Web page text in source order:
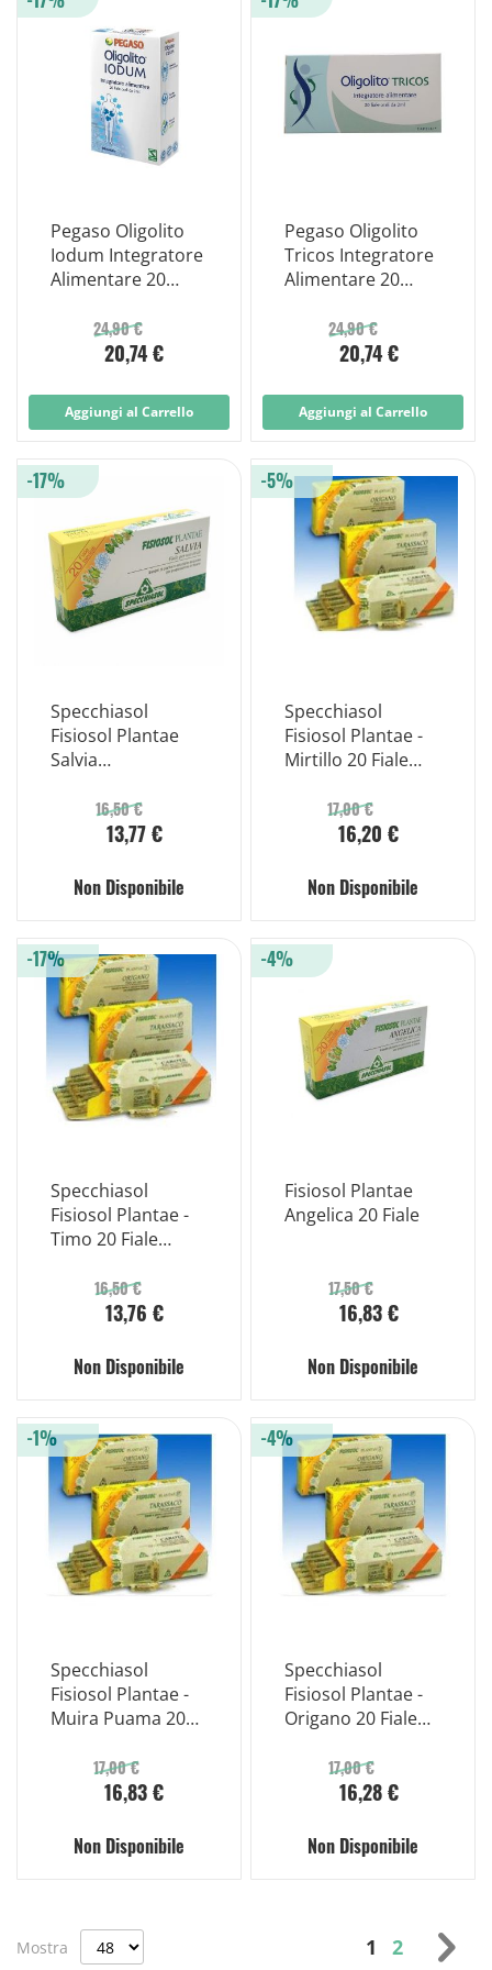
Pegaso Oligolito
Iodum Integratore
Alimentare 20
24,90 €
20,74 €
Aggiungi al Carrello
Pegaso Oligolito
Tricos Integratore
Alimentare 20
24,90 €
20,74 €
Aggiungi al Carrello
Specchiasol
Fisiosol Plantae
Salvia
16,50 €
13,77 €
-17%
Non Disponibile
Specchiasol
Fisiosol Plantae -
Mirtillo 20 Fiale
17,00 €
16,20 €
-5%
Non Disponibile
Specchiasol
Fisiosol Plantae -
Timo 20 Fiale
16,50 €
13,76 €
-17%
Non Disponibile
Fisiosol Plantae
Angelica 20 Fiale
17,50 €
16,83 €
-4%
Non Disponibile
Specchiasol
Fisiosol Plantae -
Muira Puama 20
17,00 €
16,83 €
-1%
Non Disponibile
Specchiasol
Fisiosol Plantae -
Origano 20 Fiale
17,00 €
16,28 €
-4%
Non Disponibile
Pagina
1 Pagina
2
Mostra